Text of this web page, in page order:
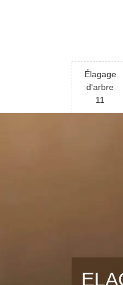
Élagage
d'arbre
11